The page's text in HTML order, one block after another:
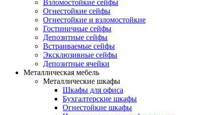
Взломостойкие сейфы
Огнестойкие сейфы
Огнестойкие и взломостойкие
Гостиничные сейфы
Депозитные сейфы
Встраиваемые сейфы
Эксклюзивные сейфы
Депозитные ячейки
Металлическая мебель
Металлические шкафы
Шкафы для офиса
Бухгалтерские шкафы
Огнестойкие шкафы